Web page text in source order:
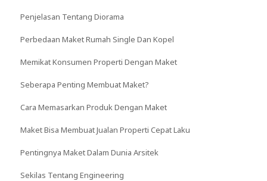
Penjelasan Tentang Diorama
Perbedaan Maket Rumah Single Dan Kopel
Memikat Konsumen Properti Dengan Maket
Seberapa Penting Membuat Maket?
Cara Memasarkan Produk Dengan Maket
Maket Bisa Membuat Jualan Properti Cepat Laku
Pentingnya Maket Dalam Dunia Arsitek
Sekilas Tentang Engineering